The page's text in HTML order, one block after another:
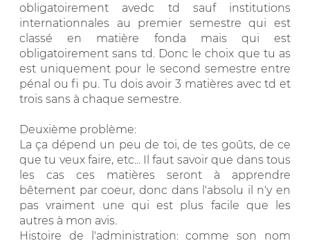
obligatoirement avedc td sauf institutions
internationnales au premier semestre qui est
classé en matière fonda mais qui est
obligatoirement sans td. Donc le choix que tu as
est uniquement pour le second semestre entre
pénal ou fi pu. Tu dois avoir 3 matières avec td et
trois sans à chaque semestre.
Deuxième problème:
La ça dépend un peu de toi, de tes goûts, de ce
que tu veux faire, etc... Il faut savoir que dans tous
les cas ces matières seront à apprendre
bêtement par coeur, donc dans l'absolu il n'y en
pas vraiment une qui est plus facile que les
autres à mon avis.
Histoire de l'administration: comme son nom